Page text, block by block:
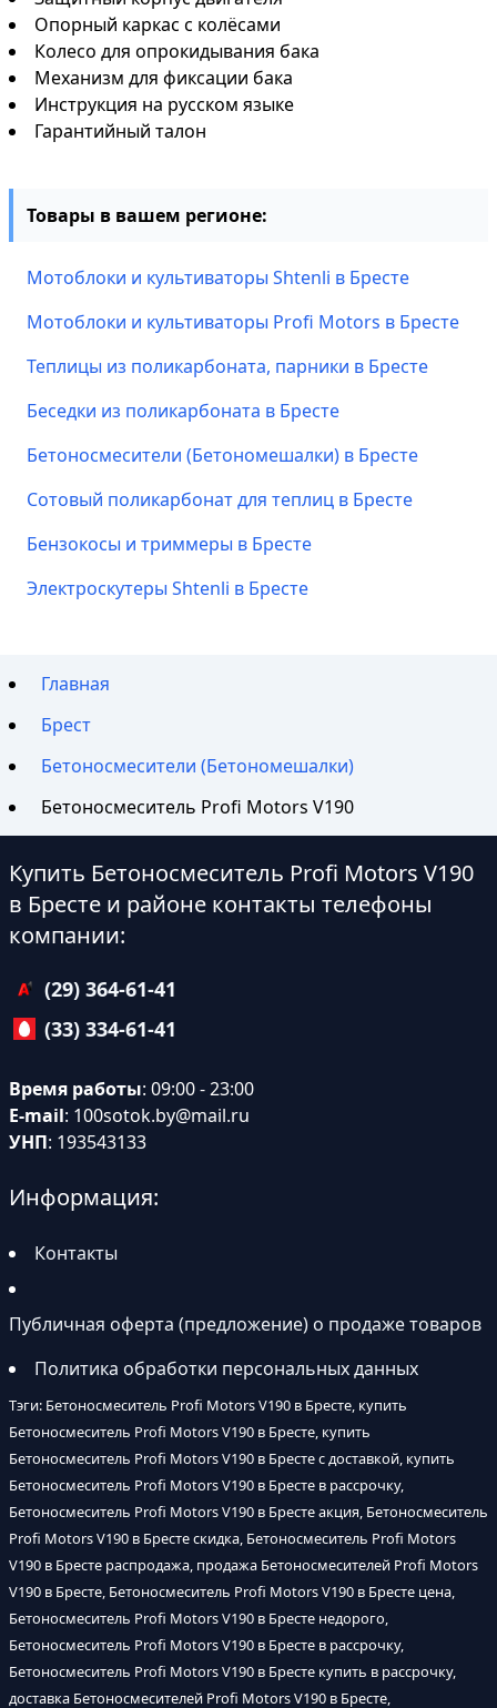
Опорный каркас с колёсами
Колесо для опрокидывания бака
Механизм для фиксации бака
Инструкция на русском языке
Гарантийный талон
Товары в вашем регионе:
Мотоблоки и культиваторы Shtenli в Бресте
Мотоблоки и культиваторы Profi Motors в Бресте
Теплицы из поликарбоната, парники в Бресте
Беседки из поликарбоната в Бресте
Бетоносмесители (Бетономешалки) в Бресте
Сотовый поликарбонат для теплиц в Бресте
Бензокосы и триммеры в Бресте
Электроскутеры Shtenli в Бресте
Главная
Брест
Бетоносмесители (Бетономешалки)
Бетоносмеситель Profi Motors V190
Купить Бетоносмеситель Profi Motors V190
в Бресте и районе контакты телефоны
компании:
(29) 364-61-41
(33) 334-61-41
Время работы: 09:00 - 23:00
E-mail: 100sotok.by@mail.ru
УНП: 193543133
Информация:
Контакты
Публичная оферта (предложение) о продаже товаров
Политика обработки персональных данных
Тэги: Бетоносмеситель Profi Motors V190 в Бресте, купить
Бетоносмеситель Profi Motors V190 в Бресте, купить
Бетоносмеситель Profi Motors V190 в Бресте с доставкой, купить
Бетоносмеситель Profi Motors V190 в Бресте в рассрочку,
Бетоносмеситель Profi Motors V190 в Бресте акция, Бетоносмеситель
Profi Motors V190 в Бресте скидка, Бетоносмеситель Profi Motors
V190 в Бресте распродажа, продажа Бетоносмесителей Profi Motors
V190 в Бресте, Бетоносмеситель Profi Motors V190 в Бресте цена,
Бетоносмеситель Profi Motors V190 в Бресте недорого,
Бетоносмеситель Profi Motors V190 в Бресте в рассрочку,
Бетоносмеситель Profi Motors V190 в Бресте купить в рассрочку,
доставка Бетоносмесителей Profi Motors V190 в Бресте,